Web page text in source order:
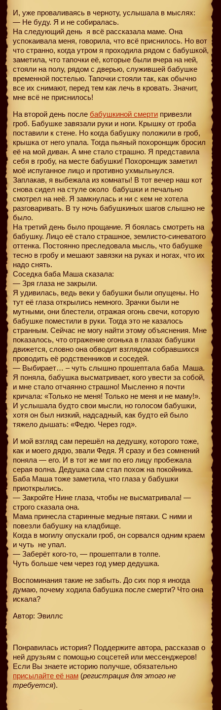
И, уже проваливаясь в черноту, услышала в мыслях:
— Не буду. Я и не собиралась.
На следующий день я всё рассказала маме. Она
успокаивала меня, говорила, что всё приснилось. Но вот
что странно, когда утром я проходила рядом с бабушкой,
заметила, что тапочки её, которые были вчера на ней,
стояли на полу, рядом с дверью, служившей бабушке
временной постелью. Тапочки стояли так, как обычно
все их снимают, перед тем как лечь в кровать. Значит,
мне всё не приснилось!
На второй день после бабушкиной смерти привезли
гроб. Бабушке завязали руки и ноги. Крышку от гроба
поставили к стене. Но когда бабушку положили в гроб,
крышка от него упала. Тогда пьяный похоронщик бросил
её на мой диван. А мне стало страшно. Я представила
себя в гробу, на месте бабушки! Похоронщик заметил
моё испуганное лицо и противно ухмыльнулся.
Заплакав, я выбежала из комнаты! В тот вечер наш кот
снова сидел на стуле около бабушки и печально
смотрел на неё. Я замкнулась и ни с кем не хотела
разговаривать. В ту ночь бабушкиных шагов слышно не
было.
На третий день было прощание. Я боялась смотреть на
бабушку. Лицо её стало страшное, землисто-синеватого
оттенка. Постоянно преследовала мысль, что бабушке
тесно в гробу и мешают завязки на руках и ногах, что их
надо снять.
Соседка баба Маша сказала:
— Зря глаза не закрыли.
Я удивилась, ведь веки у бабушки были опущены. Но
тут её глаза открылись немного. Зрачки были не
мутными, они блестели, отражая огонь свечи, которую
бабушке поместили в руки. Тогда это не казалось
странным. Сейчас не могу найти этому объяснения. Мне
показалось, что отражение огонька в глазах бабушки
движется, словно она обводит взглядом собравшихся
проводить её родственников и соседей.
— Выбирает… – чуть слышно прошептала баба Маша.
Я поняла, бабушка высматривает, кого увести за собой,
и мне стало отчаянно страшно! Мысленно я почти
кричала: «Только не меня! Только не меня и не маму!».
И услышала будто свои мысли, но голосом бабушки,
хотя он был низкий, надсадный, как будто ей было
тяжело дышать: «Федю. Через год».
И мой взгляд сам перешёл на дедушку, которого тоже,
как и моего дядю, звали Федя. Я сразу и без сомнений
поняла — его. И в тот же миг по его лицу пробежала
серая волна. Дедушка сам стал похож на покойника.
Баба Маша тоже заметила, что глаза у бабушки
приоткрылись.
— Закройте Нине глаза, чтобы не высматривала! —
строго сказала она.
Мама принесла старинные медные пятаки. С ними и
повезли бабушку на кладбище.
Когда в могилу опускали гроб, он сорвался одним краем
и чуть не упал.
— Заберёт кого-то, — прошептали в толпе.
Чуть больше чем через год умер дедушка.
Воспоминания такие не забыть. До сих пор я иногда
думаю, почему ходила бабушка после смерти? Что она
искала?
Автор: Эвиллс
Понравилась история? Поддержите автора, рассказав о
ней друзьям с помощью соцсетей или мессенджеров!
Если Вы знаете историю получше, обязательно
присылайте её нам (регистрация для этого не
требуется).